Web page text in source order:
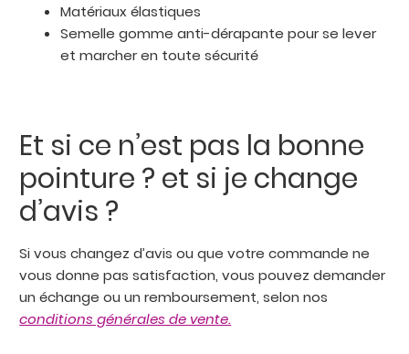
Matériaux élastiques
Semelle gomme anti-dérapante pour se lever
et marcher en toute sécurité
Et si ce n’est pas la bonne
pointure ? et si je change
d’avis ?
Si vous changez d’avis ou que votre commande ne
vous donne pas satisfaction, vous pouvez demander
un échange ou un remboursement, selon nos
conditions générales de vente.